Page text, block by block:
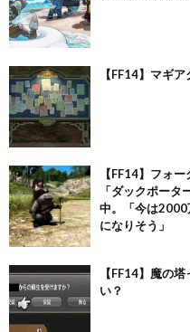
【FF14】マギ
【FF14】フォ
「ダックポー
中。「今は
になりそう」
【FF14】魔の
い？